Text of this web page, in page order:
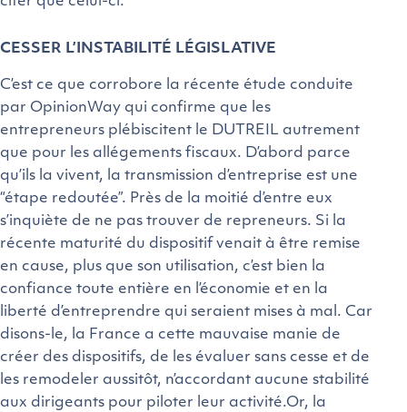
CESSER L’INSTABILITÉ LÉGISLATIVE
C’est ce que corrobore la récente étude conduite
par OpinionWay qui confirme que les
entrepreneurs plébiscitent le DUTREIL autrement
que pour les allégements fiscaux. D’abord parce
qu’ils la vivent, la transmission d’entreprise est une
“étape redoutée”. Près de la moitié d’entre eux
s’inquiète de ne pas trouver de repreneurs. Si la
récente maturité du dispositif venait à être remise
en cause, plus que son utilisation, c’est bien la
confiance toute entière en l’économie et en la
liberté d’entreprendre qui seraient mises à mal. Car
disons-le, la France a cette mauvaise manie de
créer des dispositifs, de les évaluer sans cesse et de
les remodeler aussitôt, n’accordant aucune stabilité
aux dirigeants pour piloter leur activité.Or, la